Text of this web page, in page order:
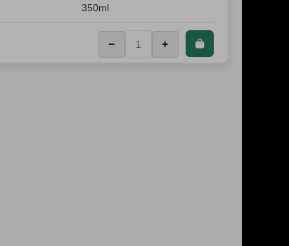
350ml
− +